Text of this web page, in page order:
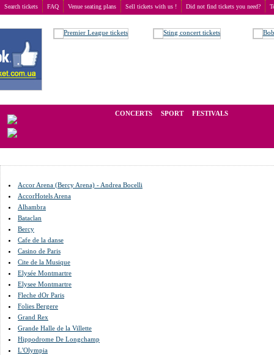
Search tickets FAQ Venue seating plans Sell tickets with us ! Did not find tickets you need?
CONCERTS SPORT FESTIVALS
Accor Arena (Bercy Arena) - Andrea Bocelli
AccorHotels Arena
Alhambra
Bataclan
Bercy
Cafe de la danse
Casino de Paris
Cite de la Musique
Elysée Montmartre
Elysee Montmartre
Fleche dOr Paris
Folies Bergere
Grand Rex
Grande Halle de la Villette
Hippodrome De Longchamp
L'Olympia